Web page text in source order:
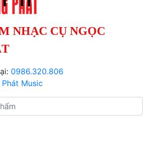
NHẠC CỤ NGỌC
0986.320.806
Music